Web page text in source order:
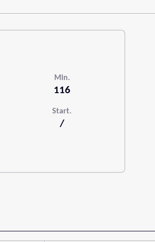
Min.
116
Start.
/